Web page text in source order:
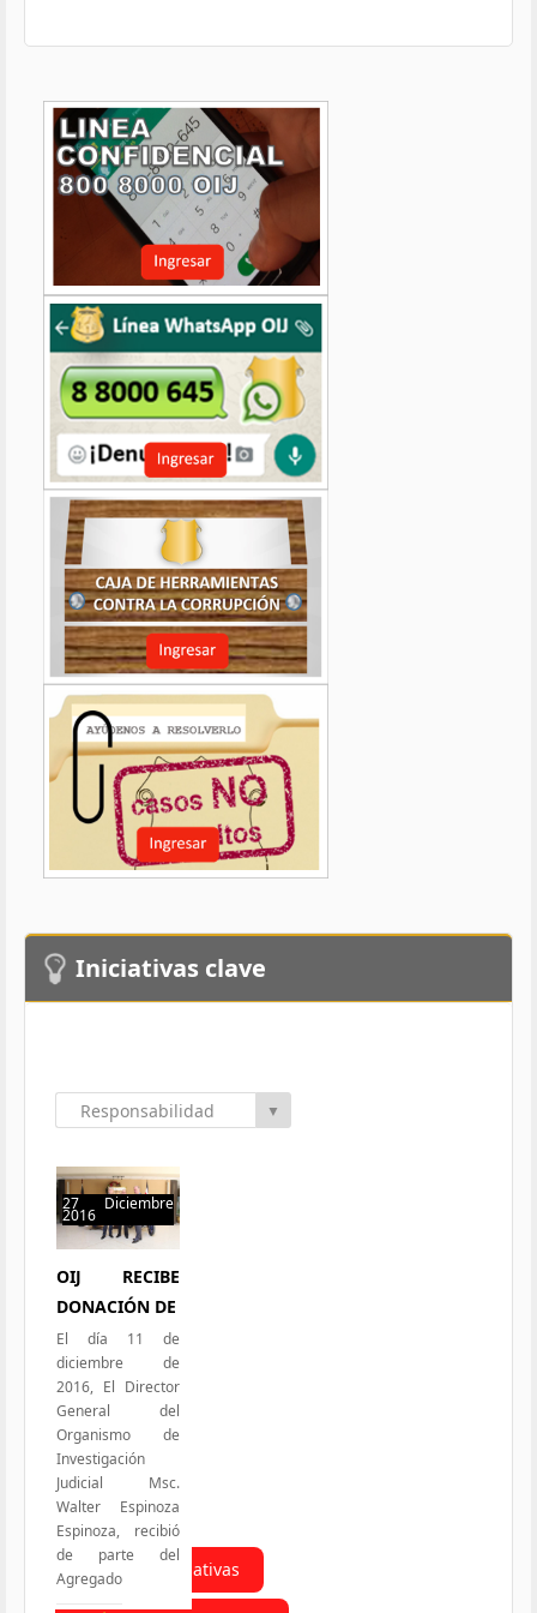
Iniciativas clave
Todas las Iniciativas
Responsabilidad
▼
27 Diciembre
2016
51 hits
OIJ RECIBE
DONACIÓN DE
El día 11 de
diciembre de
2016, El Director
General del
Organismo de
Investigación
Judicial Msc.
Walter Espinoza
Espinoza, recibió
de parte del
Agregado